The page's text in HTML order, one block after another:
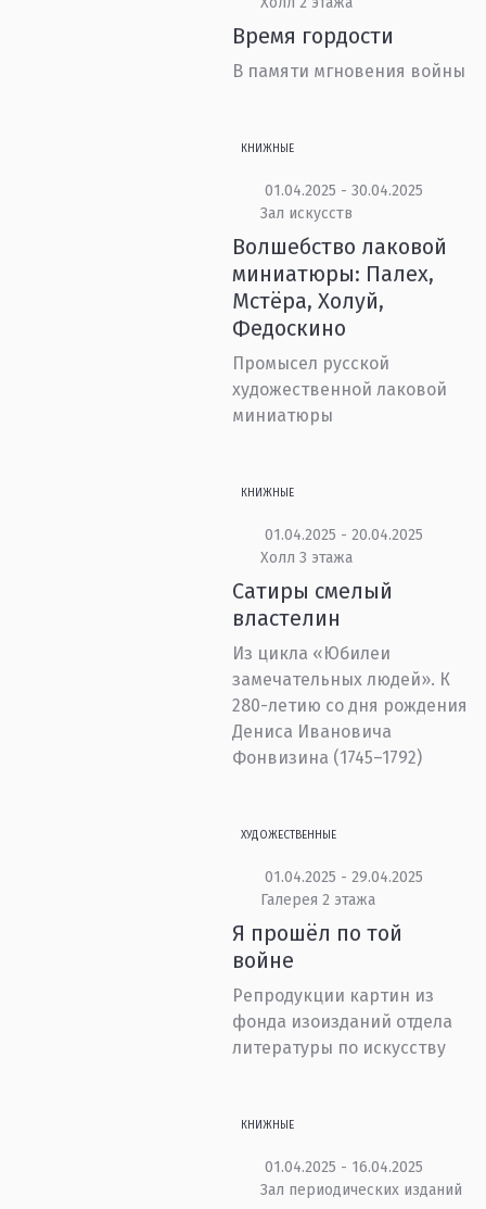
Время гордости
В памяти мгновения войны
КНИЖНЫЕ
01.04.2025 - 30.04.2025
Зал искусств
Волшебство лаковой
миниатюры: Палех,
Мстёра, Холуй,
Федоскино
Промысел русской
художественной лаковой
миниатюры
КНИЖНЫЕ
01.04.2025 - 20.04.2025
Холл 3 этажа
Сатиры смелый
властелин
Из цикла «Юбилеи
замечательных людей». К
280-летию со дня рождения
Дениса Ивановича
Фонвизина (1745–1792)
ХУДОЖЕСТВЕННЫЕ
01.04.2025 - 29.04.2025
Галерея 2 этажа
Я прошёл по той
войне
Репродукции картин из
фонда изоизданий отдела
литературы по искусству
КНИЖНЫЕ
01.04.2025 - 16.04.2025
Зал периодических изданий